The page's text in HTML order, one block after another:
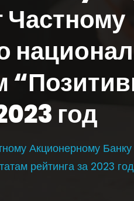
Частному
год
Акционерному Банку
рейтинга за 2023 год